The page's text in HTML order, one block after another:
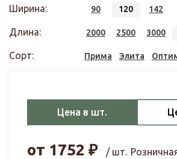
Ширина: 90 120 142
Длина: 2000 2500 3000
Сорт: Прима Элита
Цена в шт.
от 1752 ₽ / шт.